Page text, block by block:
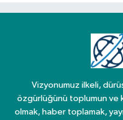
Vizyonumuz ilkeli,
özgürlüğünü toplumun ve
olmak, haber toplamak,